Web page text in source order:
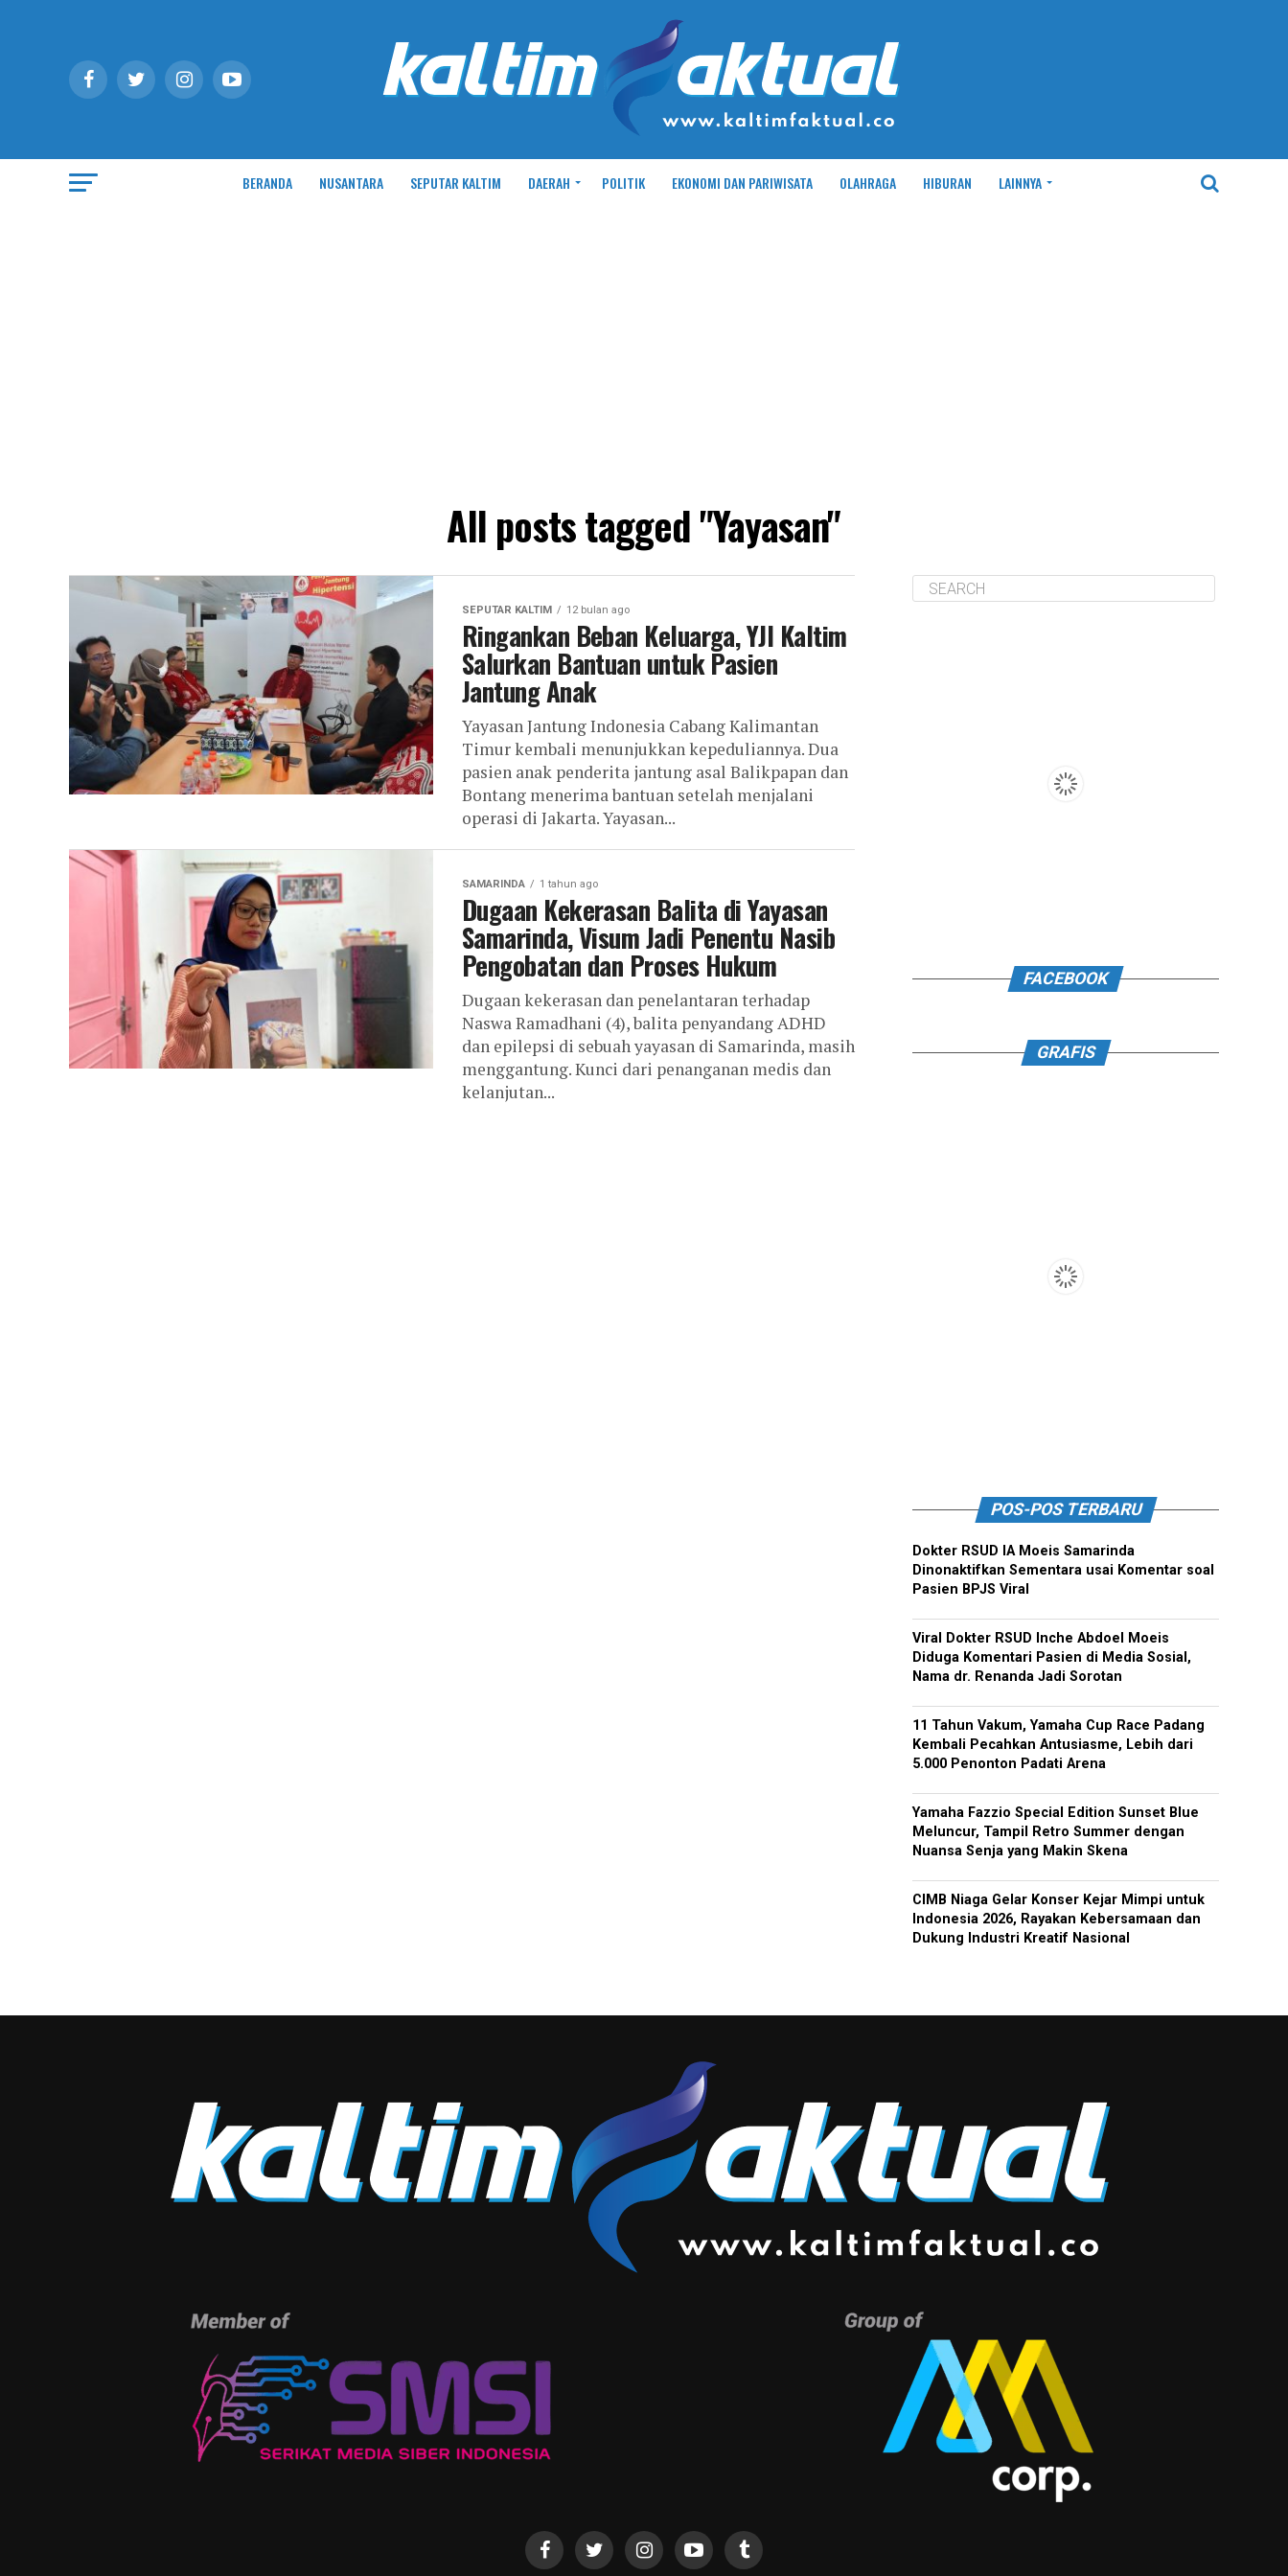
BERANDA NUSANTARA SEPUTAR KALTIM DAERAH POLITIK EKONOMI DAN PARIWISATA OLAHRAGA HIBURAN LAINNYA
All posts tagged "Yayasan"
SEPUTAR KALTIM 12 bulan ago
Ringankan Beban Keluarga, YJI Kaltim
Salurkan Bantuan untuk Pasien
Jantung Anak
Yayasan Jantung Indonesia Cabang Kalimantan
Timur kembali menunjukkan kepeduliannya. Dua
pasien anak penderita jantung asal Balikpapan dan
Bontang menerima bantuan setelah menjalani
operasi di Jakarta. Yayasan...
SAMARINDA 1 tahun ago
Dugaan Kekerasan Balita di Yayasan
Samarinda, Visum Jadi Penentu Nasib
Pengobatan dan Proses Hukum
Dugaan kekerasan dan penelantaran terhadap
Naswa Ramadhani (4), balita penyandang ADHD
dan epilepsi di sebuah yayasan di Samarinda, masih
menggantung. Kunci dari penanganan medis dan
kelanjutan...
FACEBOOK
GRAFIS
POS-POS TERBARU
Dokter RSUD IA Moeis Samarinda
Dinonaktifkan Sementara usai Komentar soal
Pasien BPJS Viral
Viral Dokter RSUD Inche Abdoel Moeis
Diduga Komentari Pasien di Media Sosial,
Nama dr. Renanda Jadi Sorotan
11 Tahun Vakum, Yamaha Cup Race Padang
Kembali Pecahkan Antusiasme, Lebih dari
5.000 Penonton Padati Arena
Yamaha Fazzio Special Edition Sunset Blue
Meluncur, Tampil Retro Summer dengan
Nuansa Senja yang Makin Skena
CIMB Niaga Gelar Konser Kejar Mimpi untuk
Indonesia 2026, Rayakan Kebersamaan dan
Dukung Industri Kreatif Nasional